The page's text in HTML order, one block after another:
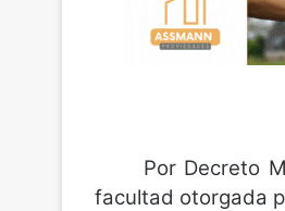
Por Decreto
facultad otorgada